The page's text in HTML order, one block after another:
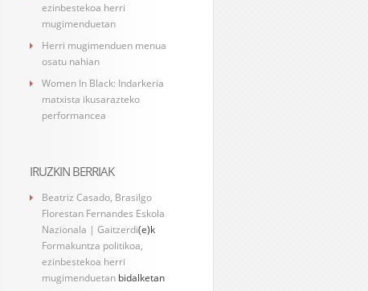
ezinbestekoa herri
mugimenduetan
Herri mugimenduen menua
osatu nahian
Women In Black: Indarkeria
matxista ikusarazteko
performancea
IRUZKIN BERRIAK
Beatriz Casado, Brasilgo
Florestan Fernandes Eskola
Nazionala | Gaitzerdi(e)k
Formakuntza politikoa,
ezinbestekoa herri
mugimenduetan bidalketan